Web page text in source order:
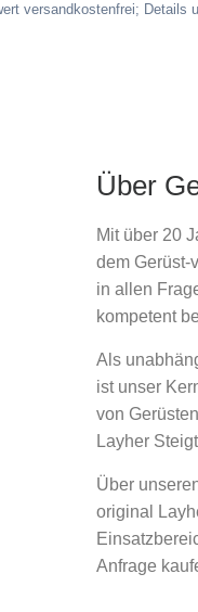
versandkostenfrei; Details
Über
Mit über 20
dem Gerüst-
in allen
kompetent
Als
ist unser
von
Layher
Über
original
Anfrage